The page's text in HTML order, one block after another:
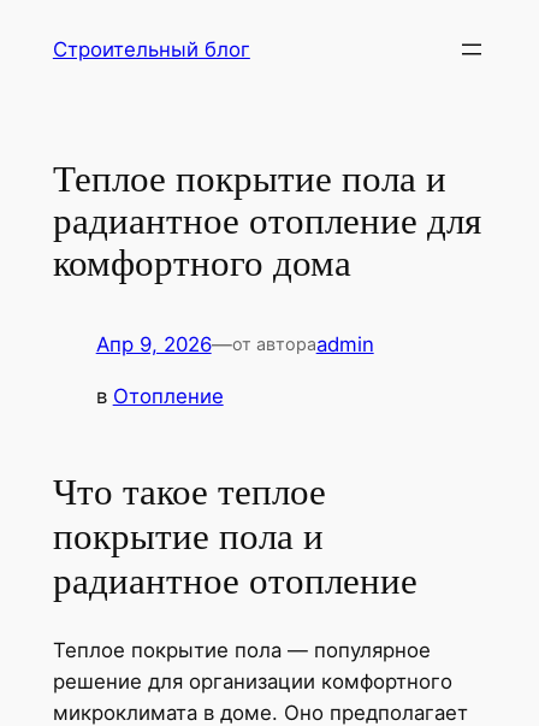
Строительный блог
Теплое покрытие пола и
радиантное отопление для
комфортного дома
Апр 9, 2026—от автораadmin
в Отопление
Что такое теплое
покрытие пола и
радиантное отопление
Теплое покрытие пола — популярное
решение для организации комфортного
микроклимата в доме. Оно предполагает